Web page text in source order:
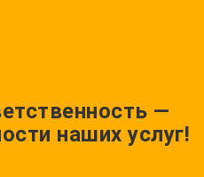
—
наших услуг!